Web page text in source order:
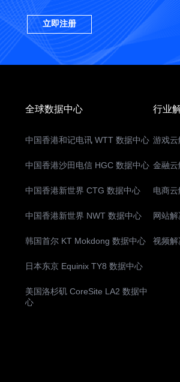
立即注册
全球数据中心
中国香港和记电讯 WTT 数据中心
中国香港沙田电信 HGC 数据中心
中国香港新世界 CTG 数据中心
中国香港新世界 NWT 数据中心
韩国首尔 KT Mokdong 数据中心
日本东京 Equinix TY8 数据中心
美国洛杉矶 CoreSite LA2 数据中
心
行业
游戏
金融
电商
网站
视频解